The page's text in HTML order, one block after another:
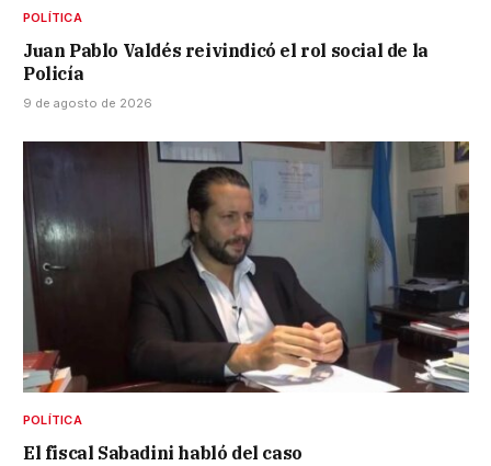
POLÍTICA
Juan Pablo Valdés reivindicó el rol social de la
Policía
9 de agosto de 2026
POLÍTICA
El fiscal Sabadini habló del caso